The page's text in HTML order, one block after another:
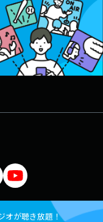
オが聴き放題！